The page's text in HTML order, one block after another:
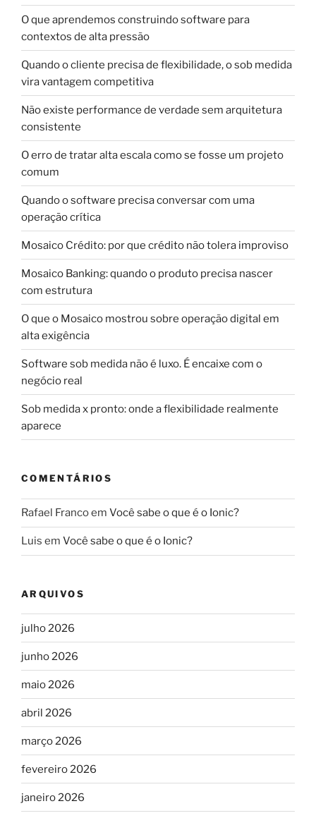
O que aprendemos construindo software para
contextos de alta pressão
Quando o cliente precisa de flexibilidade, o sob medida
vira vantagem competitiva
Não existe performance de verdade sem arquitetura
consistente
O erro de tratar alta escala como se fosse um projeto
comum
Quando o software precisa conversar com uma
operação crítica
Mosaico Crédito: por que crédito não tolera improviso
Mosaico Banking: quando o produto precisa nascer
com estrutura
O que o Mosaico mostrou sobre operação digital em
alta exigência
Software sob medida não é luxo. É encaixe com o
negócio real
Sob medida x pronto: onde a flexibilidade realmente
aparece
COMENTÁRIOS
Rafael Francoem Você sabe o que é o Ionic?
Luis em Você sabe o que é o Ionic?
ARQUIVOS
julho 2026
junho 2026
maio 2026
abril 2026
março 2026
fevereiro 2026
janeiro 2026